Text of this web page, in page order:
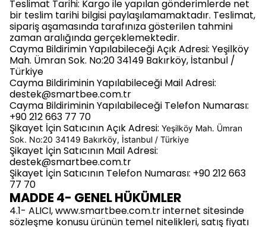
Teslimat Tarihi: Kargo ile yapılan gönderimlerde net
bir teslim tarihi bilgisi paylaşılamamaktadır. Teslimat,
sipariş aşamasında tarafınıza gösterilen tahmini
zaman aralığında gerçeklemektedir.
Cayma Bildirimin Yapılabileceği Açık Adresi: Yeşilköy
Mah. Ümran Sok. No:20 34149 Bakırköy, İstanbul /
Türkiye
Cayma Bildiriminin Yapılabileceği Mail Adresi:
destek@smartbee.com.tr
Cayma Bildiriminin Yapılabileceği Telefon Numarası:
+90 212 663 77 70
Şikayet İçin Satıcının Açık Adresi: Yeşilköy Mah. Ümran
Sok. No:20 34149 Bakırköy, İstanbul / Türkiye
Şikayet İçin Satıcının Mail Adresi:
destek@smartbee.com.tr
Şikayet İçin Satıcının Telefon Numarası: +90 212 663
77 70
MADDE 4- GENEL HÜKÜMLER
4.1- ALICI, www.smartbee.com.tr internet sitesinde
sözleşme konusu ürünün temel nitelikleri, satış fiyatı